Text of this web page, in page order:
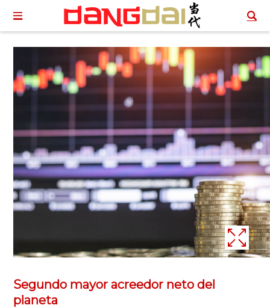
Segundo mayor acreedor neto del
planeta